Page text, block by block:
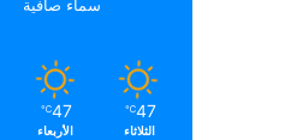
سماء صافية
47
℃
الثلاثاء
47
℃
الأربعاء